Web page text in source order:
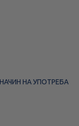
НАЧИН НА УПОТРЕБА